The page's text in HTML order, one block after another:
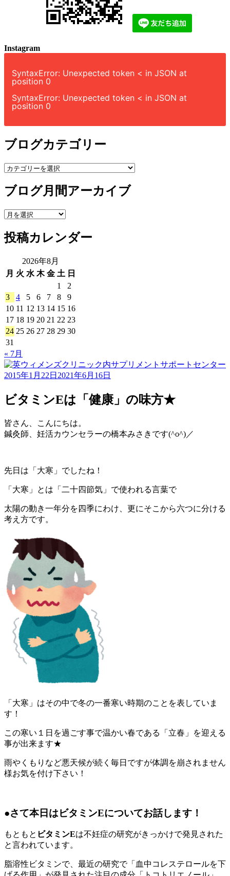
Instagram
SyntaxError: Unexpected token < in JSON at
position 0
SyntaxError: Unexpected token < in JSON at
position 0
ブログカテゴリー
ブ
グ
カ
テ
ゴ
リ
ー
ブログ月間アーカイブ
ブ
グ
月
ア
ー
イ
ブ
投稿カレンダー
2026年8月
月 火 水 木 金 土 日
1
2
3
4 5 6 7 8
9
10 11 12 13 14 15 16
17 18 19 20 21 22 23
24 25 26 27 28 29 30
31
« 7月
2015年1月22日 2021年6月16日
ビタミンEは「健康」の味方★
皆さん、こんにちは。
鍼灸師、妊活カウンセラーの橋本みさきです(^o^)／
先日は「大寒」でしたね！
「大寒」とは 「二十四節気」 で使われる言葉で
太陽の動き一年分を四季にわけ、更にそこから六つに分ける
考え方です。
「大寒」はその中で冬の一番寒い時期のことを表していま
す！
この寒い１日を過ごす事で温かい春である「立春」を迎える
事が出来ます★
雨やくもりなど悪天候が続く毎日ですが体調を崩されません
様お気を付け下さい！
●さて本日はビタミンEについてお話します！
もともと ビタミンEは不妊症の研究がきっかけで発見された
と言われています。
脂溶性ビタミンで、最近の研究で「血中コレステロールを下